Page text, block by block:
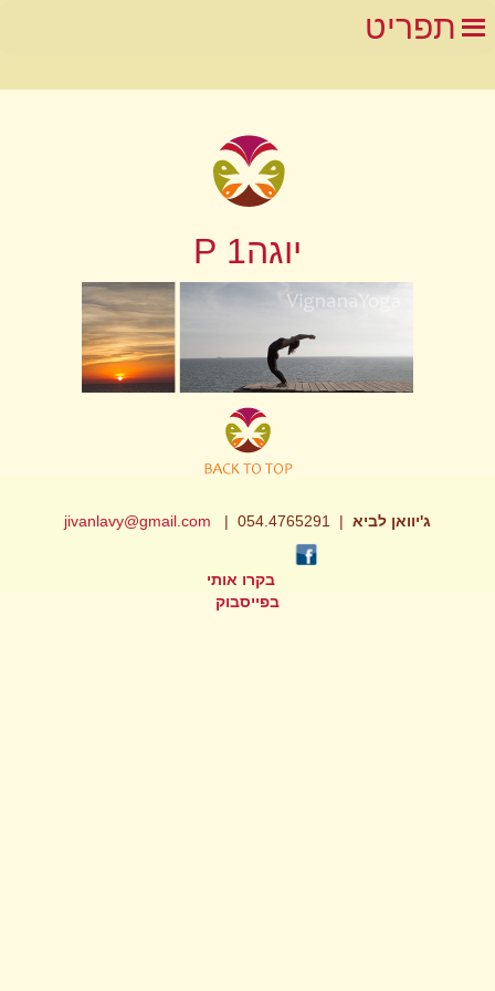
תפריט
יוגה1 P
ג'יוואן לביא | 054.4765291 |
jivanlavy@gmail.com
בקרו אותי
בפייסבוק